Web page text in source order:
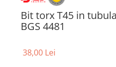
Bit torx T45 in
BGS 4481
38,00 Lei